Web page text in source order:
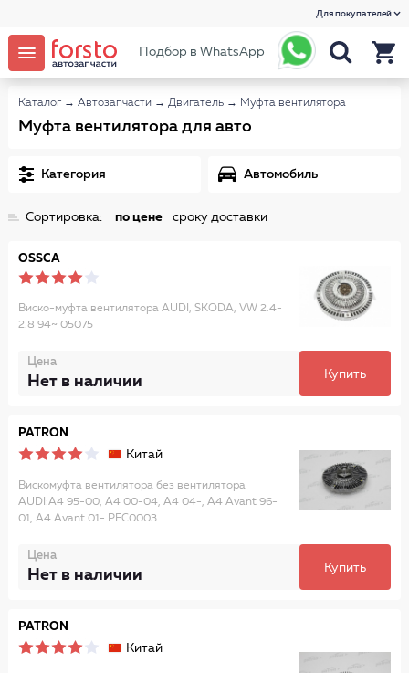
Для покупателей
Подбор в WhatsApp
Каталог → Автозапчасти → Двигатель → Муфта вентилятора
Муфта вентилятора для авто
Категория Автомобиль
Сортировка: по цене сроку доставки
OSSCA
Виско-муфта вентилятора AUDI, SKODA, VW 2.4-
2.8 94~ 05075
Цена
Нет в наличии Купить
PATRON
Китай
Вискомуфта вентилятора без вентилятора
AUDI:A4 95-00, A4 00-04, A4 04-, A4 Avant 96-
01, A4 Avant 01- PFC0003
Цена
Нет в наличии Купить
PATRON
Китай